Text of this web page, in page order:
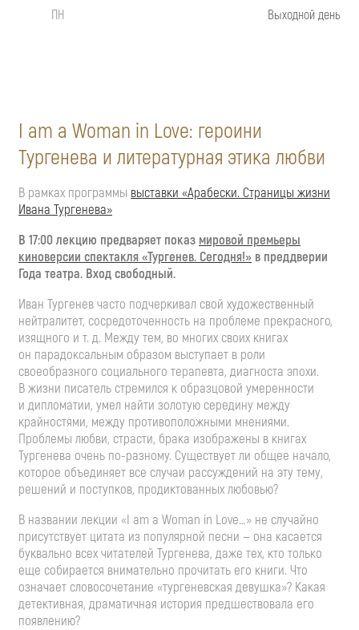
ПН
Выходной день
I am a Woman in Love: героини
Тургенева и литературная этика любви
В рамках программы выставки «Арабески. Страницы жизни
Ивана Тургенева»
В 17:00 лекцию предваряет показ мировой премьеры
киноверсии спектакля «Тургенев. Сегодня!» в преддверии
Года театра. Вход свободный.
Иван Тургенев часто подчеркивал свой художественный
нейтралитет, сосредоточенность на проблеме прекрасного,
изящного и т. д. Между тем, во многих своих книгах
он парадоксальным образом выступает в роли
своеобразного социального терапевта, диагноста эпохи.
В жизни писатель стремился к образцовой умеренности
и дипломатии, умел найти золотую середину между
крайностями, между противоположными мнениями.
Проблемы любви, страсти, брака изображены в книгах
Тургенева очень по-разному. Существует ли общее начало,
которое объединяет все случаи рассуждений на эту тему,
решений и поступков, продиктованных любовью?
В названии лекции «I am a Woman in Love…» не случайно
присутствует цитата из популярной песни — она касается
буквально всех читателей Тургенева, даже тех, кто только
еще собирается внимательно прочитать его книги. Что
означает словосочетание «тургеневская девушка»? Какая
детективная, драматичная история предшествовала его
появлению?